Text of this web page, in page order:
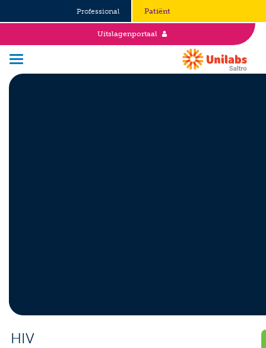
Professional Patiënt
Uitslagenportaal
HIV